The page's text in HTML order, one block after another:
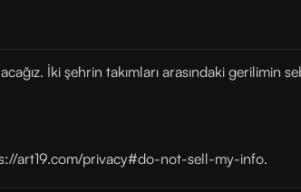
İki şehrin takımları arasındaki gerilimin
art19.com/privacy#do-not-sell-my-info.